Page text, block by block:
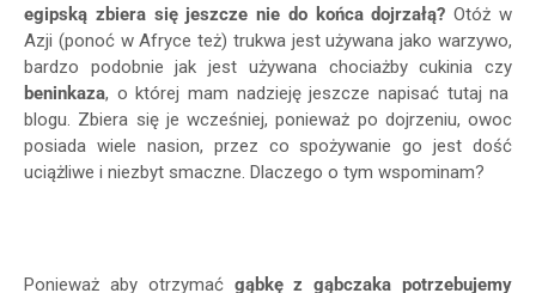
egipską zbiera się jeszcze nie do końca dojrzałą? Otóż w
Azji (ponoć w Afryce też) trukwa jest używana jako warzywo,
bardzo podobnie jak jest używana chociażby cukinia czy
beninkaza, o której mam nadzieję jeszcze napisać tutaj na
blogu. Zbiera się je wcześniej, ponieważ po dojrzeniu, owoc
posiada wiele nasion, przez co spożywanie go jest dość
uciążliwe i niezbyt smaczne. Dlaczego o tym wspominam?
Ponieważ aby otrzymaćgąbkę z gąbczaka potrzebujemy